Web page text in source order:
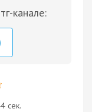
канале:
сек.